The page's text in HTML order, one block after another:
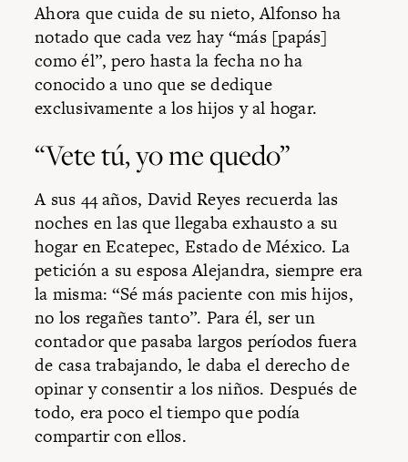
Ahora que cuida de su nieto, Alfonso ha
notado que cada vez hay “más [papás]
como él”, pero hasta la fecha no ha
conocido a uno que se dedique
exclusivamente a los hijos y al hogar.
“Vete tú, yo me quedo”
A sus 44 años, David Reyes recuerda las
noches en las que llegaba exhausto a su
hogar en Ecatepec, Estado de México. La
petición a su esposa Alejandra, siempre era
la misma: “Sé más paciente con mis hijos,
no los regañes tanto”. Para él, ser un
contador que pasaba largos períodos fuera
de casa trabajando, le daba el derecho de
opinar y consentir a los niños. Después de
todo, era poco el tiempo que podía
compartir con ellos.